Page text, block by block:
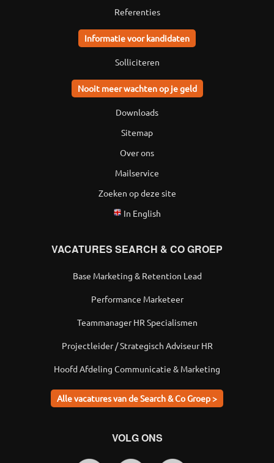
Referenties
Informatie voor kandidaten
Solliciteren
Nooit meer wachten op je geld
Downloads
Sitemap
Over ons
Mailservice
Zoeken op deze site
In English
VACATURES SEARCH & CO GROEP
Base Marketing & Retention Lead
Performance Marketeer
Teammanager HR Specialismen
Projectleider / Strategisch Adviseur HR
Hoofd Afdeling Communicatie & Marketing
Alle vacatures van de Search & Co Groep >
VOLG ONS